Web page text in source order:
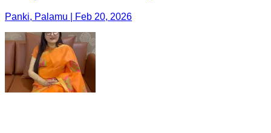
Panki, Palamu | Feb 20, 2026